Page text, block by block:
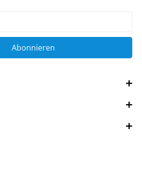
Abonnieren